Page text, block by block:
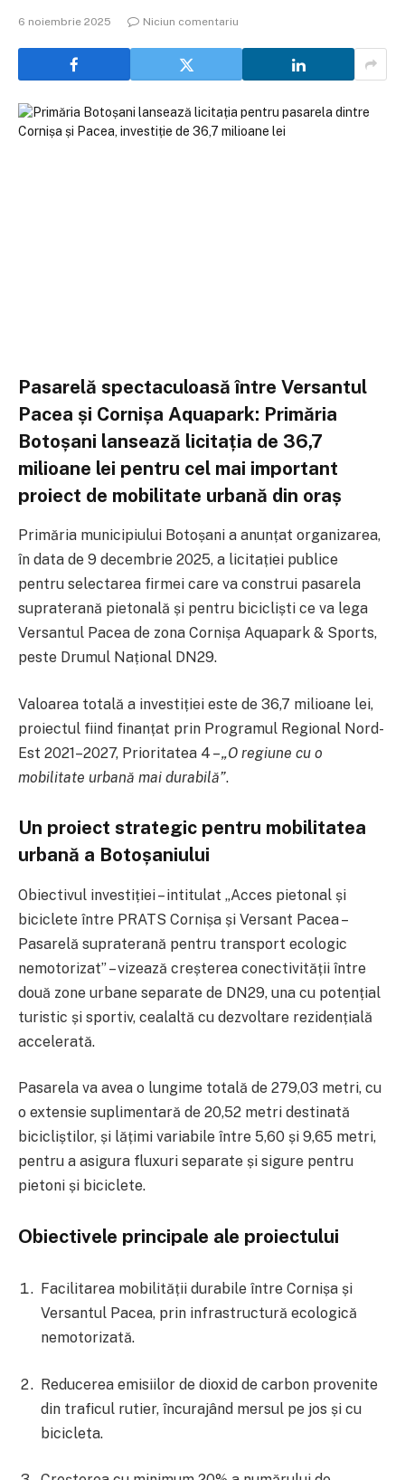
6 noiembrie 2025 Niciun comentariu
Pasarelă spectaculoasă între Versantul
Pacea și Cornișa Aquapark: Primăria
Botoșani lansează licitația de 36,7
milioane lei pentru cel mai important
proiect de mobilitate urbană din oraș
Primăria municipiului Botoșani a anunțat organizarea,
în data de 9 decembrie 2025, a licitației publice
pentru selectarea firmei care va construi pasarela
supraterană pietonală și pentru bicicliști ce va lega
Versantul Pacea de zona Cornișa Aquapark & Sports,
peste Drumul Național DN29.
Valoarea totală a investiției este de 36,7 milioane lei,
proiectul fiind finanțat prin Programul Regional Nord-
Est 2021–2027, Prioritatea 4 –„O regiune cu o
mobilitate urbană mai durabilă”.
Un proiect strategic pentru mobilitatea
urbană a Botoșaniului
Obiectivul investiției – intitulat „Acces pietonal și
biciclete între PRATS Cornișa și Versant Pacea –
Pasarelă supraterană pentru transport ecologic
nemotorizat” – vizează creșterea conectivității între
două zone urbane separate de DN29, una cu potențial
turistic și sportiv, cealaltă cu dezvoltare rezidențială
accelerată.
Pasarela va avea o lungime totală de 279,03 metri, cu
o extensie suplimentară de 20,52 metri destinată
bicicliștilor, și lățimi variabile între 5,60 și 9,65 metri,
pentru a asigura fluxuri separate și sigure pentru
pietoni și biciclete.
Obiectivele principale ale proiectului
Facilitarea mobilității durabile între Cornișa și
Versantul Pacea, prin infrastructură ecologică
nemotorizată.
Reducerea emisiilor de dioxid de carbon provenite
din traficul rutier, încurajând mersul pe jos și cu
bicicleta.